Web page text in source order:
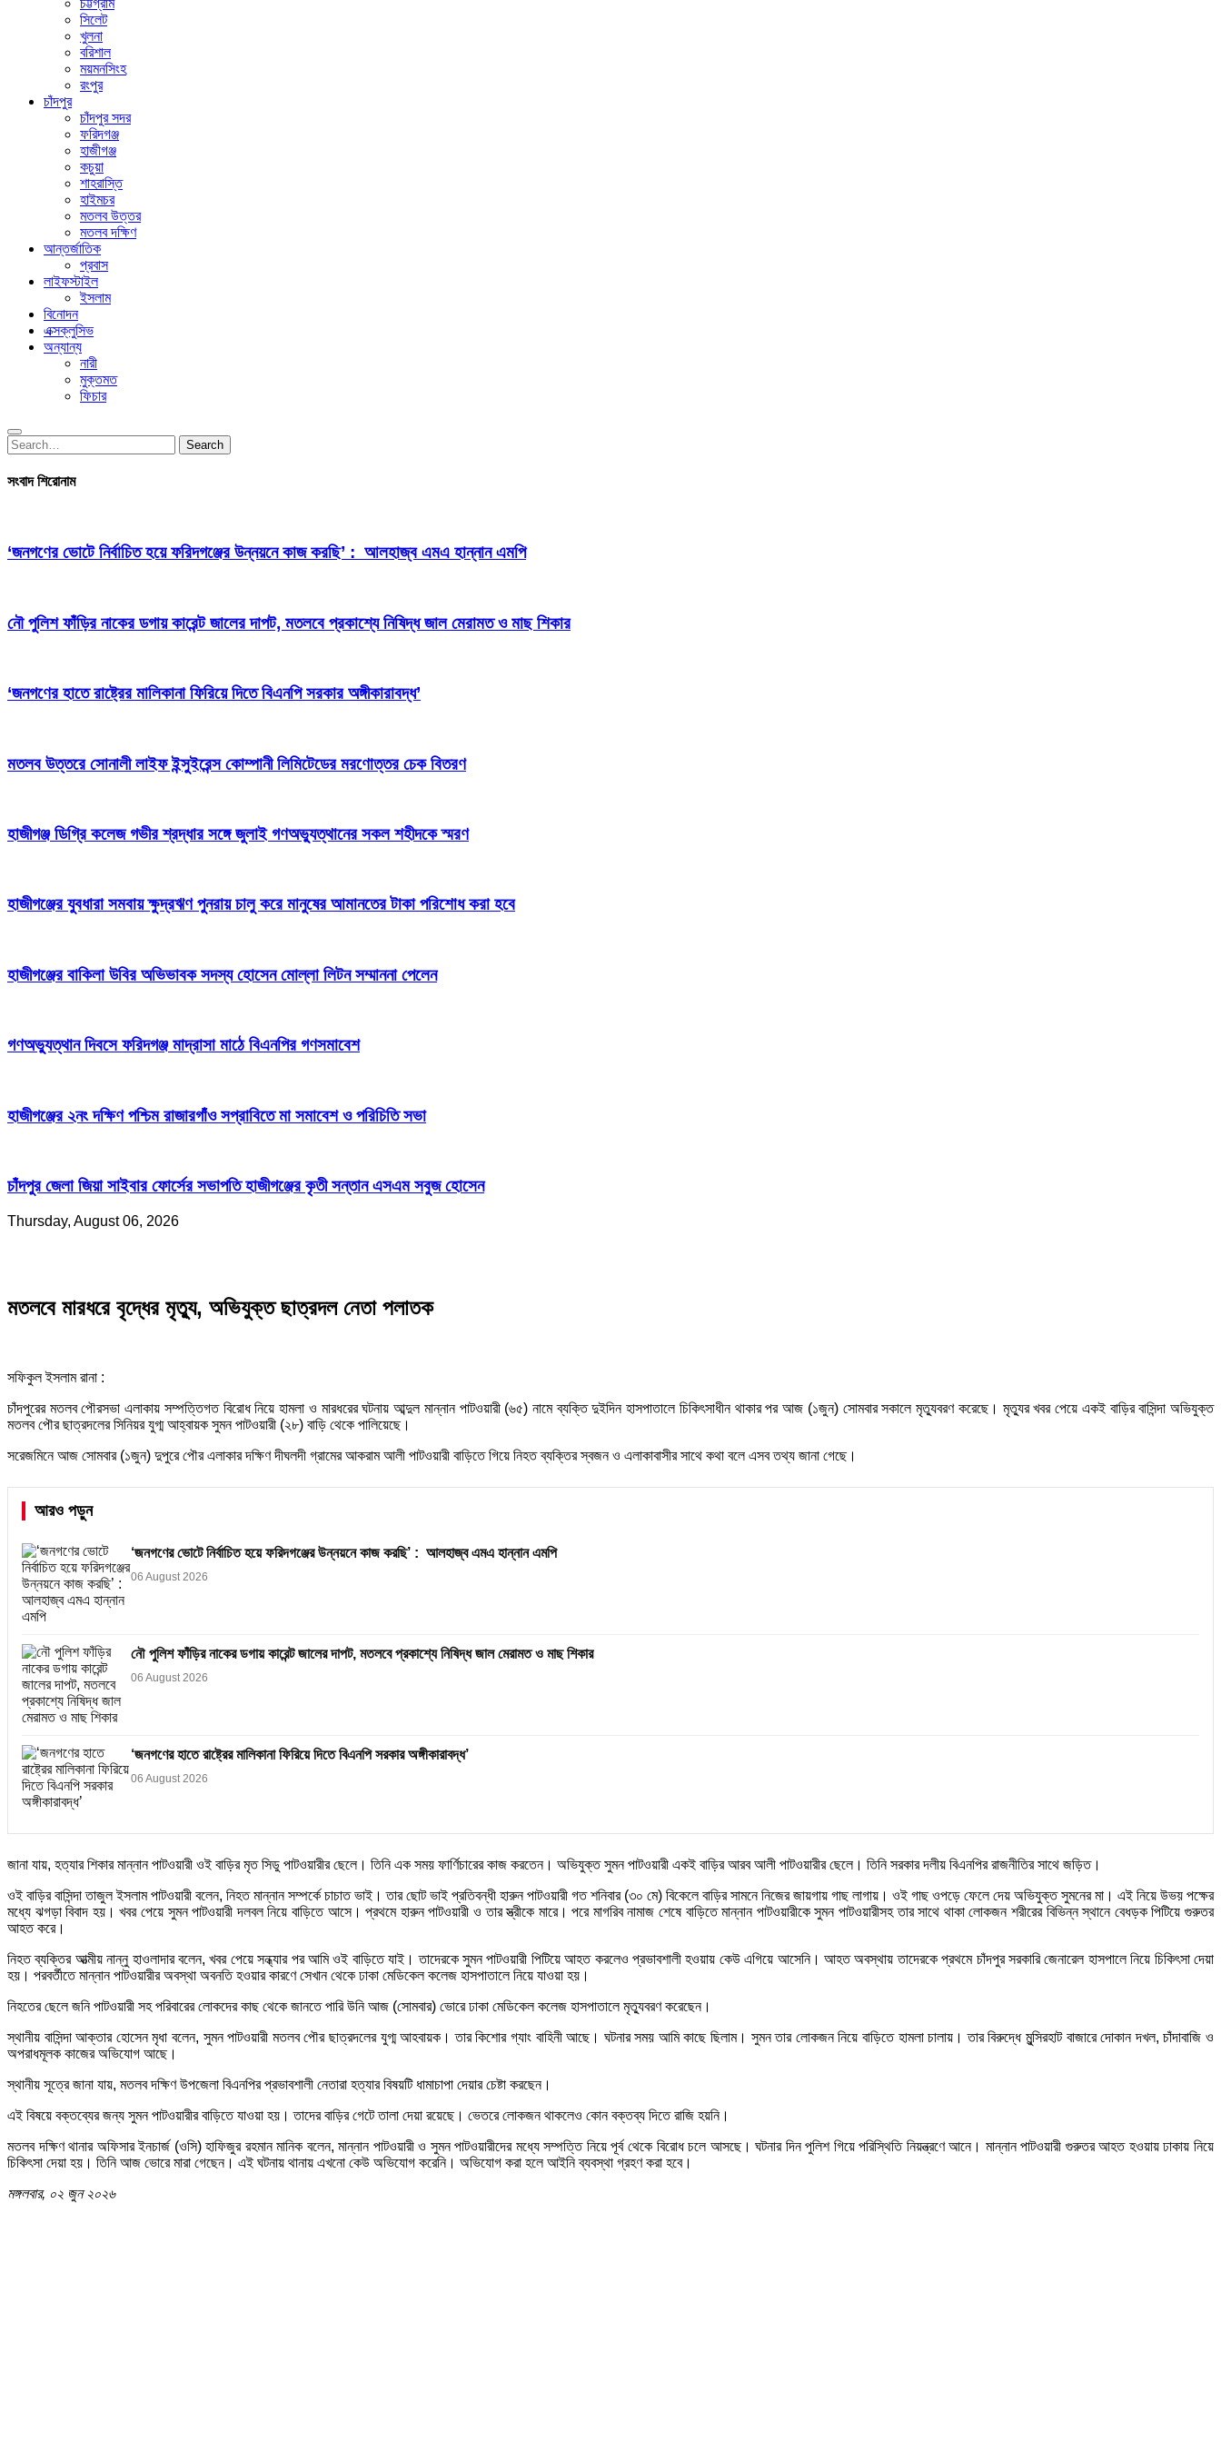
চট্টগ্রাম
সিলেট
খুলনা
বরিশাল
ময়মনসিংহ
রংপুর
চাঁদপুর
চাঁদপুর সদর
ফরিদগঞ্জ
হাজীগঞ্জ
কচুয়া
শাহরাস্তি
হাইমচর
মতলব উত্তর
মতলব দক্ষিণ
আন্তর্জাতিক
প্রবাস
লাইফস্টাইল
ইসলাম
বিনোদন
এক্সক্লুসিভ
অন্যান্য
নারী
মুক্তমত
ফিচার
Search
for:
Search
সংবাদ শিরোনাম
‘জনগণের ভোটে নির্বাচিত হয়ে ফরিদগঞ্জের উন্নয়নে কাজ করছি’ : আলহাজ্ব এমএ হান্নান এমপি
নৌ পুলিশ ফাঁড়ির নাকের ডগায় কারেন্ট জালের দাপট, মতলবে প্রকাশ্যে নিষিদ্ধ জাল মেরামত ও মাছ শিকার
‘জনগণের হাতে রাষ্ট্রের মালিকানা ফিরিয়ে দিতে বিএনপি সরকার অঙ্গীকারাবদ্ধ’
মতলব উত্তরে সোনালী লাইফ ইন্সুইরেন্স কোম্পানী লিমিটেডের মরণোত্তর চেক বিতরণ
হাজীগঞ্জ ডিগ্রি কলেজ গভীর শ্রদ্ধার সঙ্গে জুলাই গণঅভ্যুত্থানের সকল শহীদকে স্মরণ
হাজীগঞ্জের যুবধারা সমবায় ক্ষুদ্রঋণ পুনরায় চালু করে মানুষের আমানতের টাকা পরিশোধ করা হবে
হাজীগঞ্জের বাকিলা উবির অভিভাবক সদস্য হোসেন মোল্লা লিটন সম্মাননা পেলেন
গণঅভ্যুত্থান দিবসে ফরিদগঞ্জ মাদ্রাসা মাঠে বিএনপির গণসমাবেশ
হাজীগঞ্জের ২নং দক্ষিণ পশ্চিম রাজারগাঁও সপ্রাবিতে মা সমাবেশ ও পরিচিতি সভা
চাঁদপুর জেলা জিয়া সাইবার ফোর্সের সভাপতি হাজীগঞ্জের কৃতী সন্তান এসএম সবুজ হোসেন
Thursday, August 06, 2026
মতলবে মারধরে বৃদ্ধের মৃত্যু, অভিযুক্ত ছাত্রদল নেতা পলাতক
সফিকুল ইসলাম রানা :
চাঁদপুরের মতলব পৌরসভা এলাকায় সম্পত্তিগত বিরোধ নিয়ে হামলা ও মারধরের ঘটনায় আব্দুল মান্নান পাটওয়ারী (৬৫) নামে ব্যক্তি দুইদিন হাসপাতালে চিকিৎসাধীন থাকার পর আজ (১জুন) সোমবার সকালে মৃত্যুবরণ করেছে। মৃত্যুর খবর পেয়ে একই বাড়ির বাসিন্দা অভিযুক্ত
মতলব পৌর ছাত্রদলের সিনিয়র যুগ্ম আহ্বায়ক সুমন পাটওয়ারী (২৮) বাড়ি থেকে পালিয়েছে।
সরেজমিনে আজ সোমবার (১জুন) দুপুরে পৌর এলাকার দক্ষিণ দীঘলদী গ্রামের আকরাম আলী পাটওয়ারী বাড়িতে গিয়ে নিহত ব্যক্তির স্বজন ও এলাকাবাসীর সাথে কথা বলে এসব তথ্য জানা গেছে।
আরও পড়ুন
‘জনগণের ভোটে নির্বাচিত হয়ে ফরিদগঞ্জের উন্নয়নে কাজ করছি’ : আলহাজ্ব এমএ হান্নান এমপি
06 August 2026
নৌ পুলিশ ফাঁড়ির নাকের ডগায় কারেন্ট জালের দাপট, মতলবে প্রকাশ্যে নিষিদ্ধ জাল মেরামত ও মাছ শিকার
06 August 2026
‘জনগণের হাতে রাষ্ট্রের মালিকানা ফিরিয়ে দিতে বিএনপি সরকার অঙ্গীকারাবদ্ধ’
06 August 2026
জানা যায়, হত্যার শিকার মান্নান পাটওয়ারী ওই বাড়ির মৃত সিডু পাটওয়ারীর ছেলে। তিনি এক সময় ফার্ণিচারের কাজ করতেন। অভিযুক্ত সুমন পাটওয়ারী একই বাড়ির আরব আলী পাটওয়ারীর ছেলে। তিনি সরকার দলীয় বিএনপির রাজনীতির সাথে জড়িত।
ওই বাড়ির বাসিন্দা তাজুল ইসলাম পাটওয়ারী বলেন, নিহত মান্নান সম্পর্কে চাচাত ভাই। তার ছোট ভাই প্রতিবন্ধী হারুন পাটওয়ারী গত শনিবার (৩০ মে) বিকেলে বাড়ির সামনে নিজের জায়গায় গাছ লাগায়। ওই গাছ ওপড়ে ফেলে দেয় অভিযুক্ত সুমনের মা। এই নিয়ে উভয় পক্ষের
মধ্যে ঝগড়া বিবাদ হয়। খবর পেয়ে সুমন পাটওয়ারী দলবল নিয়ে বাড়িতে আসে। প্রথমে হারুন পাটওয়ারী ও তার স্ত্রীকে মারে। পরে মাগরিব নামাজ শেষে বাড়িতে মান্নান পাটওয়ারীকে সুমন পাটওয়ারীসহ তার সাথে থাকা লোকজন শরীরের বিভিন্ন স্থানে বেধড়ক পিটিয়ে গুরুতর
আহত করে।
নিহত ব্যক্তির আত্মীয় নান্নু হাওলাদার বলেন, খবর পেয়ে সন্ধ্যার পর আমি ওই বাড়িতে যাই। তাদেরকে সুমন পাটওয়ারী পিটিয়ে আহত করলেও প্রভাবশালী হওয়ায় কেউ এগিয়ে আসেনি। আহত অবস্থায় তাদেরকে প্রথমে চাঁদপুর সরকারি জেনারেল হাসপালে নিয়ে চিকিৎসা দেয়া
হয়। পরবর্তীতে মান্নান পাটওয়ারীর অবস্থা অবনতি হওয়ার কারণে সেখান থেকে ঢাকা মেডিকেল কলেজ হাসপাতালে নিয়ে যাওয়া হয়।
নিহতের ছেলে জনি পাটওয়ারী সহ পরিবারের লোকদের কাছ থেকে জানতে পারি উনি আজ (সোমবার) ভোরে ঢাকা মেডিকেল কলেজ হাসপাতালে মৃত্যুবরণ করেছেন।
স্থানীয় বাসিন্দা আক্তার হোসেন মৃধা বলেন, সুমন পাটওয়ারী মতলব পৌর ছাত্রদলের যুগ্ম আহবায়ক। তার কিশোর গ্যাং বাহিনী আছে। ঘটনার সময় আমি কাছে ছিলাম। সুমন তার লোকজন নিয়ে বাড়িতে হামলা চালায়। তার বিরুদ্ধে মুন্সিরহাট বাজারে দোকান দখল, চাঁদাবাজি ও
অপরাধমূলক কাজের অভিযোগ আছে।
স্থানীয় সূত্রে জানা যায়, মতলব দক্ষিণ উপজেলা বিএনপির প্রভাবশালী নেতারা হত্যার বিষয়টি ধামাচাপা দেয়ার চেষ্টা করছেন।
এই বিষয়ে বক্তব্যের জন্য সুমন পাটওয়ারীর বাড়িতে যাওয়া হয়। তাদের বাড়ির গেটে তালা দেয়া রয়েছে। ভেতরে লোকজন থাকলেও কোন বক্তব্য দিতে রাজি হয়নি।
মতলব দক্ষিণ থানার অফিসার ইনচার্জ (ওসি) হাফিজুর রহমান মানিক বলেন, মান্নান পাটওয়ারী ও সুমন পাটওয়ারীদের মধ্যে সম্পত্তি নিয়ে পূর্ব থেকে বিরোধ চলে আসছে। ঘটনার দিন পুলিশ গিয়ে পরিস্থিতি নিয়ন্ত্রণে আনে। মান্নান পাটওয়ারী গুরুতর আহত হওয়ায় ঢাকায় নিয়ে
চিকিৎসা দেয়া হয়। তিনি আজ ভোরে মারা গেছেন। এই ঘটনায় থানায় এখনো কেউ অভিযোগ করেনি। অভিযোগ করা হলে আইনি ব্যবস্থা গ্রহণ করা হবে।
মঙ্গলবার, ০২ জুন ২০২৬